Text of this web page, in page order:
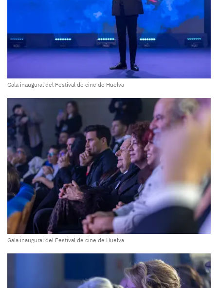
Gala inaugural del Festival de cine de Huelva
Gala inaugural del Festival de cine de Huelva